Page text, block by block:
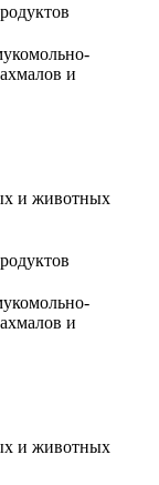
и
и животных
и
и животных